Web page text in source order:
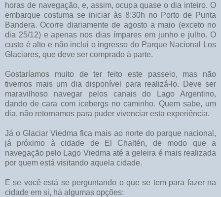
horas de navegação, e, assim, ocupa quase o dia inteiro. O
embarque costuma se iniciar às 8:30h no Porto de Punta
Bandera. Ocorre diariamente de agosto a maio (exceto no
dia 25/12) e apenas nos dias ímpares em junho e julho. O
custo é alto e não inclui o ingresso do Parque Nacional Los
Glaciares, que deve ser comprado à parte.
Gostaríamos muito de ter feito este passeio, mas não
tivemos mais um dia disponível para realizá-lo. Deve ser
maravilhoso navegar pelos canais do Lago Argentino,
dando de cara com icebergs no caminho. Quem sabe, um
dia, não retornamos para puder vivenciar esta experiência.
Já o Glaciar Viedma fica mais ao norte do parque nacional,
já próximo à cidade de El Chaltén, de modo que a
navegação pelo Lago Viedma até a geleira é mais realizada
por quem está visitando aquela cidade.
E se você está se perguntando o que se tem para fazer na
cidade em si, há algumas opções: